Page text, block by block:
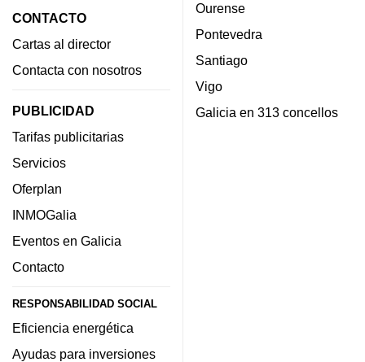
CONTACTO
Cartas al director
Contacta con nosotros
PUBLICIDAD
Tarifas publicitarias
Servicios
Oferplan
INMOGalia
Eventos en Galicia
Contacto
RESPONSABILIDAD SOCIAL
Eficiencia energética
Ayudas para inversiones
Ourense
Pontevedra
Santiago
Vigo
Galicia en 313 concellos